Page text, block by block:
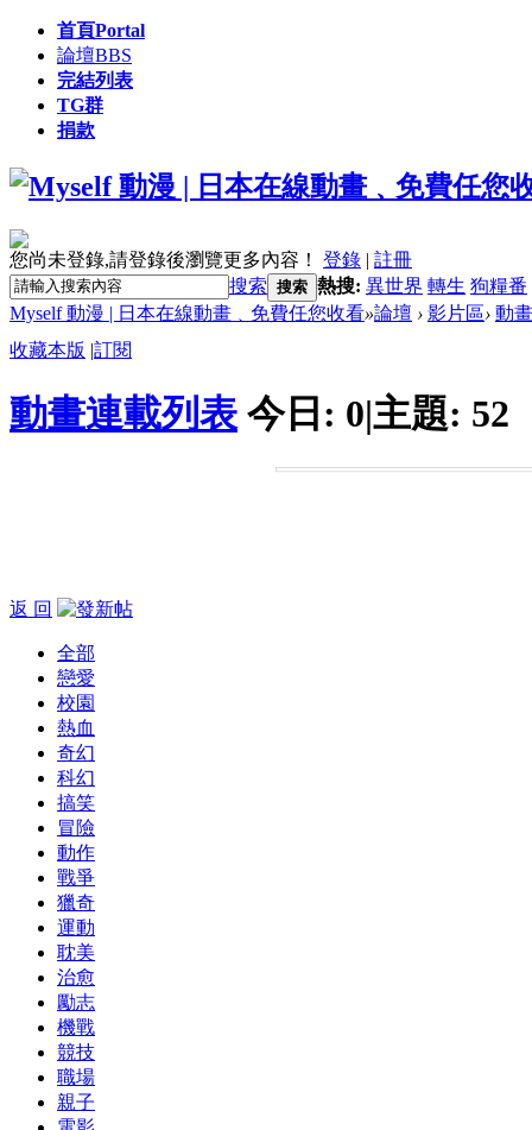
首頁Portal
論壇BBS
完結列表
TG群
捐款
您尚未登錄,請登錄後瀏覽更多內容！ 登錄 | 註冊
搜索 搜索 熱搜: 異世界 轉生 狗糧番
Myself 動漫 | 日本在線動畫﹑免費任您收看»論壇 › 影片區› 動
收藏本版 |訂閱
動畫連載列表 今日: 0|主題: 52
返 回
全部
戀愛
校園
熱血
奇幻
科幻
搞笑
冒險
動作
戰爭
獵奇
運動
耽美
治愈
勵志
機戰
競技
職場
親子